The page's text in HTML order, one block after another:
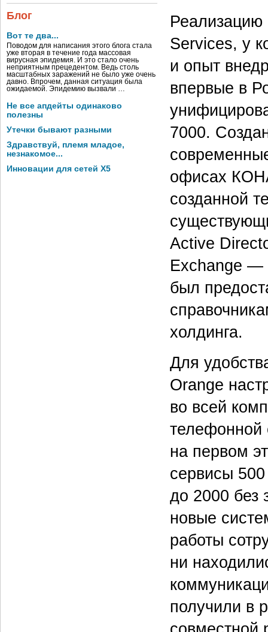
Блог
Вот те два...
Поводом для написания этого блога стала
уже вторая в течение года массовая
вирусная эпидемия. И это стало очень
неприятным прецедентом. Ведь столь
масштабных заражений не было уже очень
давно. Впрочем, данная ситуация была
ожидаемой. Эпидемию вызвали …
Не все апдейты одинаково
полезны
Утечки бывают разными
Здравствуй, племя младое,
незнакомое...
Инновации для сетей X5
Services, у
и опыт
впервые в
7000.
офисах
созданной
Active
Exchange —
был
холдинга.
Для
Orange
во всей
телефонной
на первом
сервисы
до 2000 без
новые
работы
ни
получили в